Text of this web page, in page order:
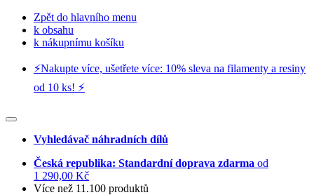
Zpět do hlavního menu
k obsahu
k nákupnímu košíku
⚡️Nakupte více, ušetřete více: 10% sleva na filamenty a resiny
od 10 ks! ⚡️
Vyhledávač náhradních dílů
Česká republika: Standardní doprava zdarma od
1 290,00 Kč
Více než 11.100 produktů